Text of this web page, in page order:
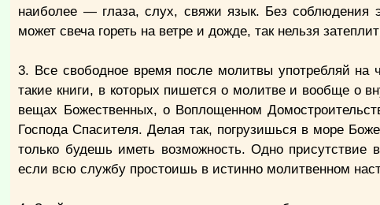
наиболее — глаза, слух, свяжи язык. Без соблюдения
может свеча гореть на ветре и дожде, так нельзя
3. Все свободное время после молитвы употребляй
такие книги, в которых пишется о молитве и вообще о
вещах Божественных, о Воплощенном
Господа Спасителя. Делая так, погрузишься в море
только будешь иметь возможность. Одно
если всю службу простоишь в истинно молитвенном